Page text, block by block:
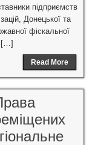
підприємств
Донецької та
фіскальної
[…]
Read More